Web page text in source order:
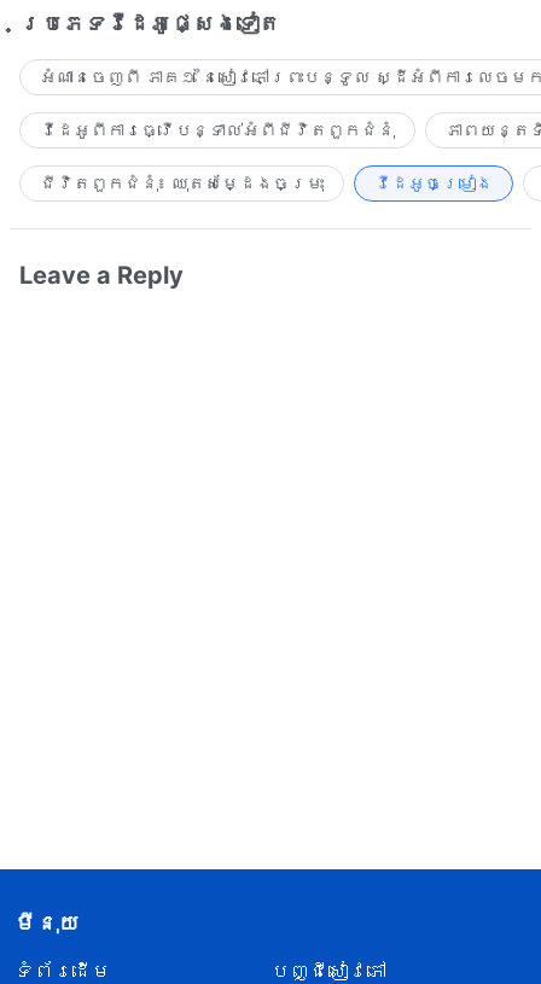
ប្រភេទ​វីដេអូ​ផ្សេង​ទៀត​
អំណានចេញពី ភាគ១ នៃសៀវភៅព្រះបន្ទូល ស្ដីអំពីការលេច
វីដេអូពីការធ្វើបន្ទាល់អំពីជីវិតពួកជំនុំ ភាពយន្
ជីវិតពួកជំនុំ៖ ឈុតសម្ដែងចម្រុះ វីដេអូចម្រៀង​
Leave a Reply
មីនុយ
ទំព័រ​ដើម
បញ្ជីសៀវភៅ